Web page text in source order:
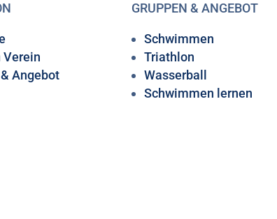
Verein
Angebot
GRUPPEN & ANGEBOT
Schwimmen
Triathlon
Wasserball
Schwimmen lernen